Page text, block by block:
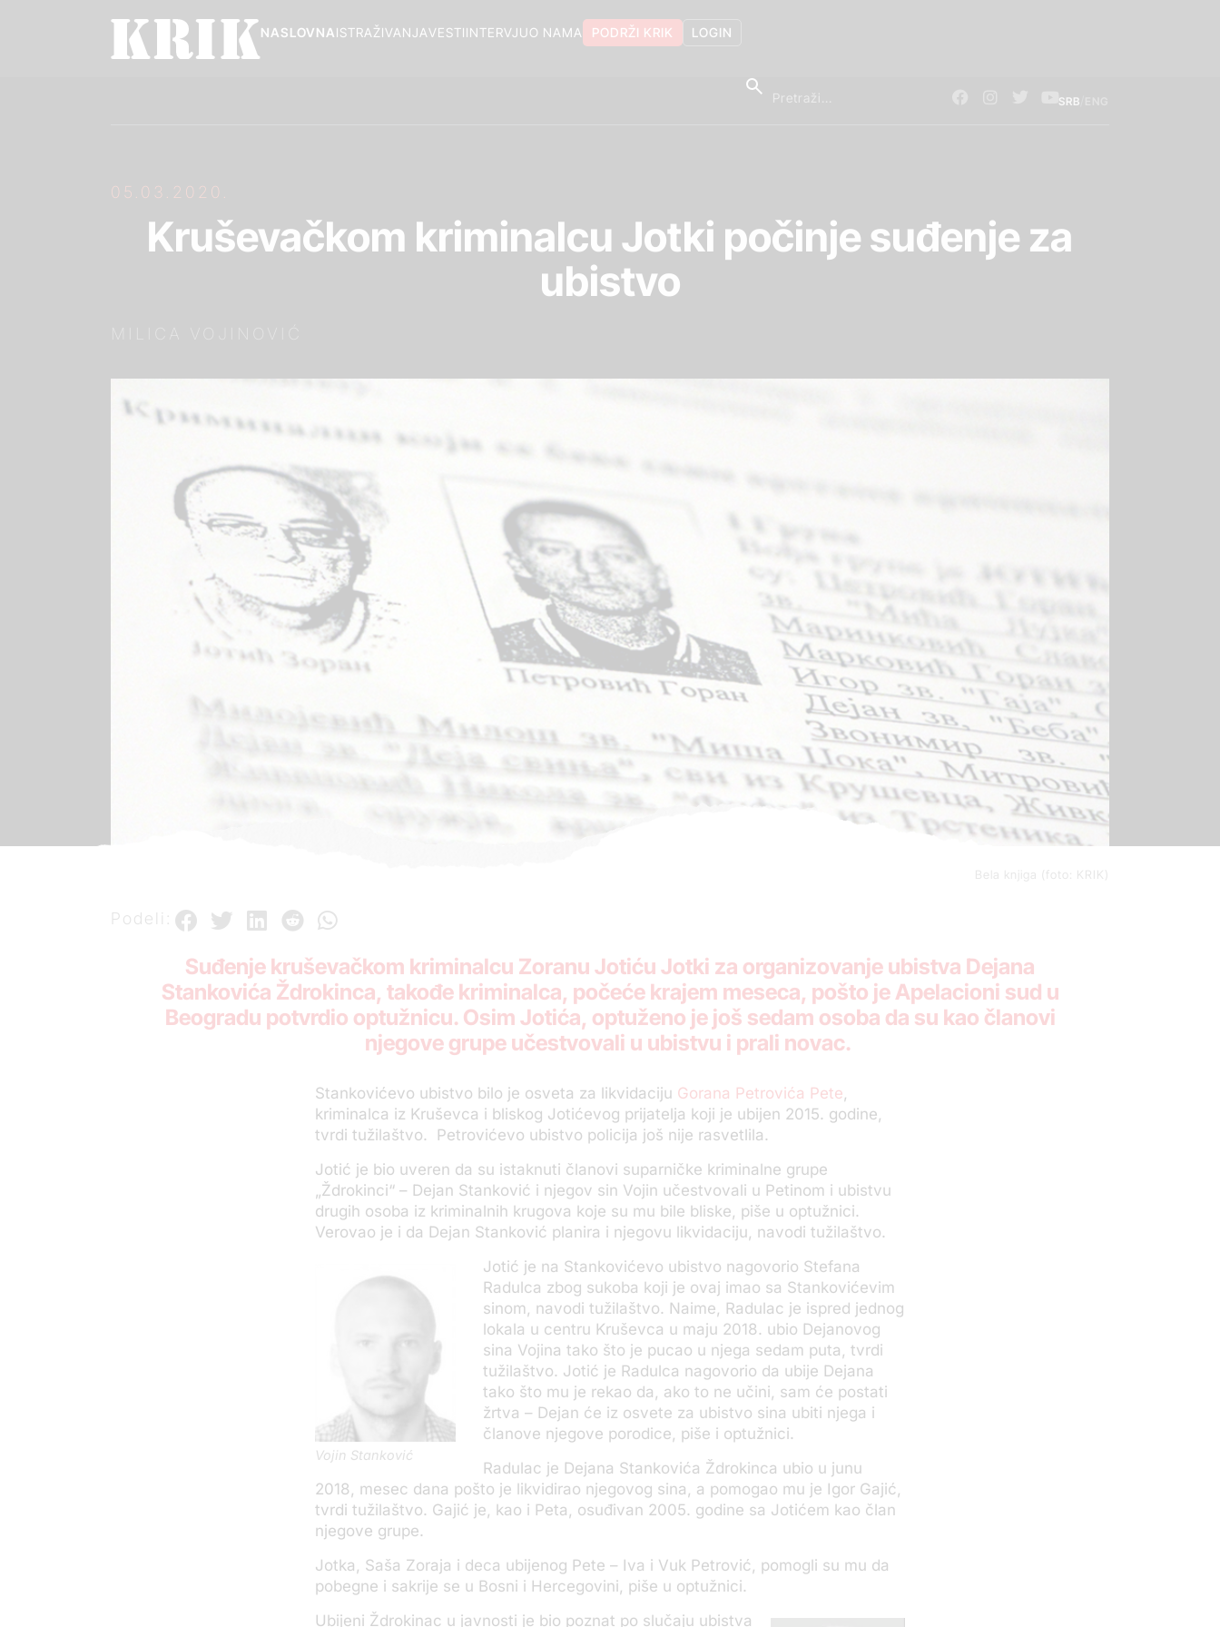
LOGIN
PODRŽI KRIK
O NAMA
INTERVJU
VESTI
ISTRAŽIVANJA
NASLOVNA
SRB
05.03.2020.
Kruševačkom kriminalcu Jotki počinje suđenje za
ubistvo
Bela knjiga (foto: KRIK)
Podeli:
Suđenje kruševačkom kriminalcu Zoranu Jotiću Jotki za organizovanje ubistva Dejana
Stankovića Ždrokinca, takođe kriminalca, počeće krajem meseca, pošto je Apelacioni sud u
Beogradu potvrdio optužnicu. Osim Jotića, optuženo je još sedam osoba da su kao članovi
njegove grupe učestvovali u ubistvu i prali novac.
Stankovićevo ubistvo bilo je osveta za likvidaciju Gorana Petrovića Pete
kriminalca iz Kruševca i bliskog Jotićevog prijatelja koji je ubijen 2015. godine,
tvrdi tužilaštvo. Petrovićevo ubistvo policija još nije rasvetlila.
Jotić je bio uveren da su istaknuti članovi suparničke kriminalne grupe
„Ždrokinci“ – Dejan Stanković i njegov sin Vojin učestvovali u Petinom i ubistvu
drugih osoba iz kriminalnih krugova koje su mu bile bliske, piše u optužnici.
Verovao je i da Dejan Stanković planira i njegovu likvidaciju, navodi tužilaštvo.
Vojin Stanković
Jotić je na Stankovićevo ubistvo nagovorio Stefana
Radulca zbog sukoba koji je ovaj imao sa Stankovićevim
sinom, navodi tužilaštvo. Naime, Radulac je ispred jednog
lokala u centru Kruševca u maju 2018. ubio Dejanovog
sina Vojina tako što je pucao u njega sedam puta, tvrdi
tužilaštvo. Jotić je Radulca nagovorio da ubije Dejana
tako što mu je rekao da, ako to ne učini, sam će postati
žrtva – Dejan će iz osvete za ubistvo sina ubiti njega i
članove njegove porodice, piše i optužnici.
Radulac je Dejana Stankovića Ždrokinca ubio u junu
2018, mesec dana pošto je likvidirao njegovog sina, a pomogao mu je Igor Gajić,
tvrdi tužilaštvo. Gajić je, kao i Peta, osuđivan 2005. godine sa Jotićem kao član
njegove grupe.
Jotka, Saša Zoraja i deca ubijenog Pete – Iva i Vuk Petrović, pomogli su mu da
pobegne i sakrije se u Bosni i Hercegovini, piše u optužnici.
Ubijeni Ždrokinac u javnosti je bio poznat po slučaju ubistva